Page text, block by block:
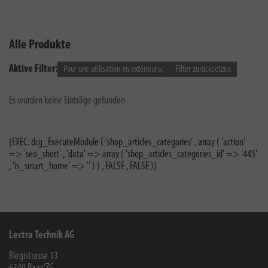
Alle Produkte
Aktive Filter: Pour une utilisation en extérieur Filter zurücksetzen
Es wurden keine Einträge gefunden
{EXEC: dcg_ExecuteModule ( 'shop_articles_categories' , array ( 'action'
=> 'seo_short' , 'data' => array ( 'shop_articles_categories_id' => '445'
, 'is_smart_home' => '' ) ) , FALSE , FALSE )}
Lectra Technik AG
Blegistrasse 13